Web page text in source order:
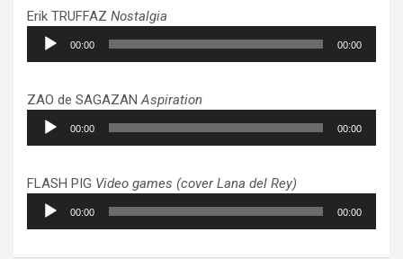
Erik TRUFFAZ Nostalgia
Lecteur
audio
00:00 00:00
ZAO de SAGAZANAspiration
Lecteur
audio
00:00 00:00
FLASH PIG Video games (cover Lana del Rey)
Lecteur
audio
00:00 00:00